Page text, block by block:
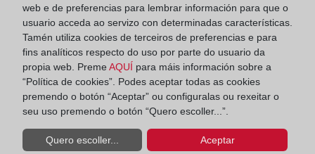
blanqueadoras no reparan en utilizar los medios
que sean para lograr sus propósitos.
En este sentido recordar que recientemente –el
pasado 1 de marzo- el TS ha expulsado de la
carrera judicial al Juez Urquía por aceptar dinero a
cambio de dejar en libertad provisional a uno de los
imputados en la OPERACIÓN HIDALGO de
Marbella, contra el blanqueo.
web e de preferencias para lembrar información para que o
usuario acceda ao servizo con determinadas características.
Tamén utiliza cookies de terceiros de preferencias e para
fins analíticos respecto do uso por parte do usuario da
propia web. Preme AQUÍ para máis información sobre a
“Política de cookies”. Podes aceptar todas as cookies
premendo o botón “Aceptar” ou configuralas ou rexeitar o
seu uso premendo o botón “Quero escoller...”.
Quero escoller... Aceptar